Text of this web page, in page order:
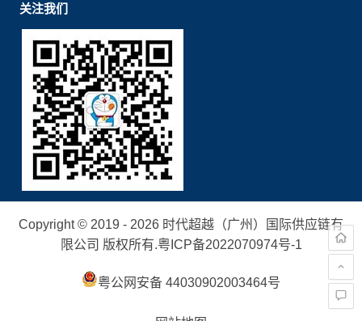
关注我们
Copyright © 2019 - 2026 时代超越（广州）国际供应链有
限公司 版权所有.粤ICP备2022070974号-1
粤公网安备 44030902003464号